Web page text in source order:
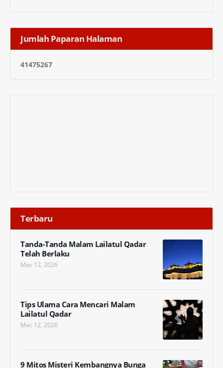
Jumlah Paparan Halaman
41475267
Terbaru
Tanda-Tanda Malam Lailatul Qadar
Telah Berlaku
Mac 12, 2026
Tips Ulama Cara Mencari Malam
Lailatul Qadar
Mac 12, 2026
9 Mitos Misteri Kembangnya Bunga